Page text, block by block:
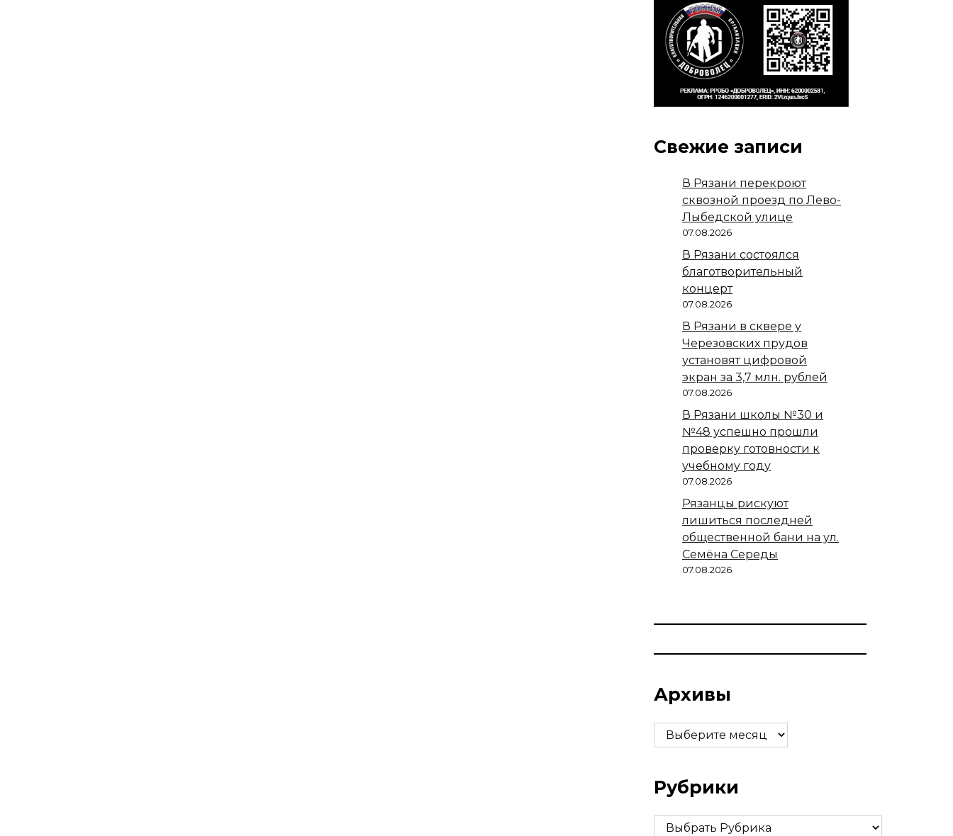
Свежие записи
В Рязани перекроют
сквозной проезд по Лево-
Лыбедской улице
07.08.2026
В Рязани состоялся
благотворительный
концерт
07.08.2026
В Рязани в сквере у
Черезовских прудов
установят цифровой
экран за 3,7 млн. рублей
07.08.2026
В Рязани школы №30 и
№48 успешно прошли
проверку готовности к
учебному году
07.08.2026
Рязанцы рискуют
лишиться последней
общественной бани на ул.
Семёна Середы
07.08.2026
Архивы
Архивы
Рубрики
Рубрики